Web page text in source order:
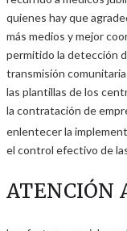
quienes hay que
más medios y mejor
permitido la detección
transmisión
las plantillas de los
la contratación de
enlentecer la
el control efectivo de
ATENCIÓN